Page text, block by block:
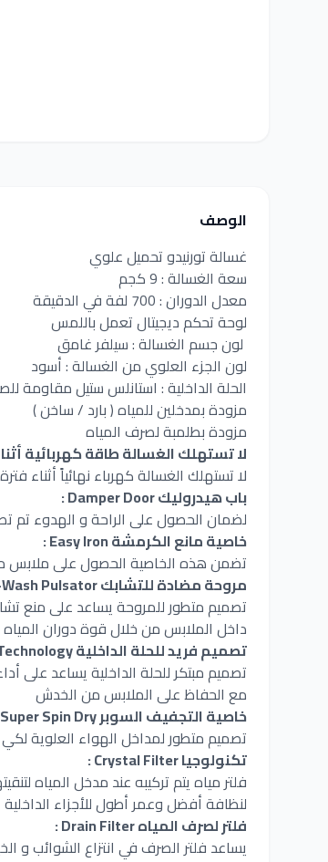
الوصف
غسالة تورنيدو تحميل علوي
سعة الغسالة : 9 كجم
معدل الدوران : 700 لفة في الدقيقة
لوحة تحكم ديجيتال تعمل باللمس
لون جسم الغسالة : سيلفر غامق
لون الجزء العلوي من الغسالة : أسود
الحلة الداخلية : استانلس ستيل مقاومة
مزودة بمدخلين للمياه ( بارد / ساخن )
مزودة بطلمبة لصرف المياه
لا تستهلك الغسالة طاقة كهربائية
لا تستهلك الغسالة كهرباء نهائياً أثناء
باب هيدروليك Damper Door :
لضمان الحصول على الراحة و الهدوء تم
خاصية مانع الكرمشة Easy Iron :
تضمن هذه الخاصية الحصول على ملابس
مروحة مضادة للتشابك X-Wash Pulsator :
تصميم متطور للمروحة يساعد على منع
داخل الملابس من خلال قوة دوران
تصميم فريد للحلة الداخلية Cyclone Drum Technology :
تصميم مبتكر للحلة الداخلية يساعد على
مع الحفاظ على الملابس من الخدش
خاصية التجفيف السوبر Super Spin Dry :
تصميم متطور لمداخل الهواء العلوية
تكنولوجيا Crystal Filter :
فلتر مياه يتم تركيبه عند مدخل المياه
لنظافة أفضل وعمر أطول للأجزاء الداخلية
فلتر لصرف المياه Drain Filter :
يساعد فلتر الصرف في انتزاع الشوائب و